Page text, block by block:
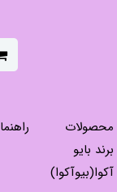
محصولات
برند بایو
آکوا(بیوآکوا)
راهنما